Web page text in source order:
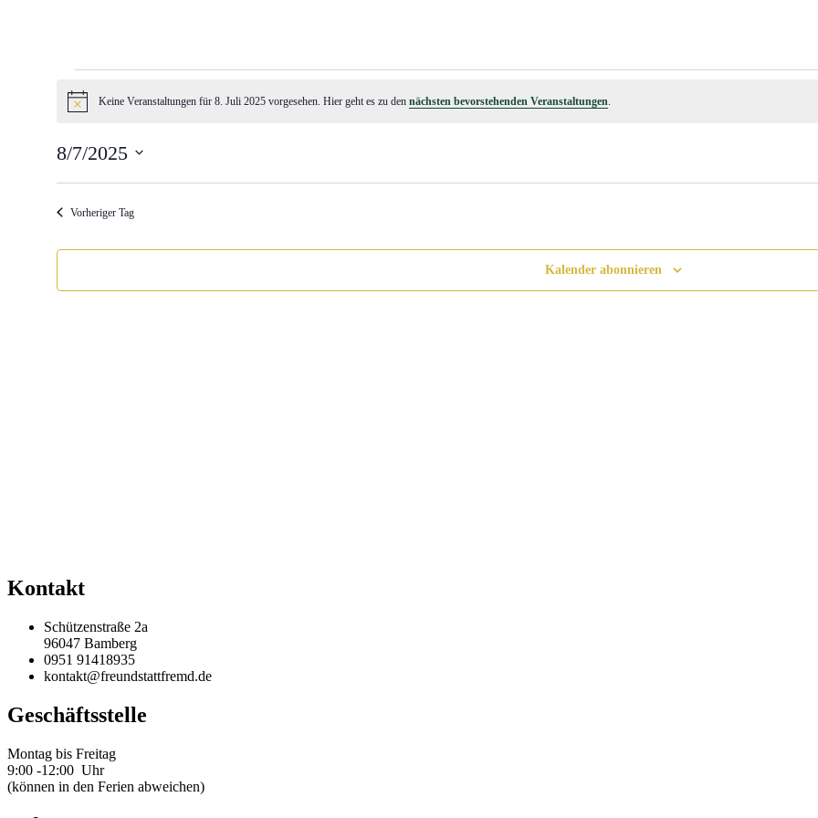
für
Juli
2025
HinweisKeine Veranstaltungen für 8. Juli 2025 vorgesehen. Hier geht es zu den nächsten bevorstehenden Veranstaltungen
8/7/2025
Vorheriger Tag
Kalender abonnieren
Kontakt
Schützenstraße 2a
96047 Bamberg
0951 91418935
kontakt@freundstattfremd.de
Geschäftsstelle
Montag bis Freitag
9:00 -12:00 Uhr
(können in den Ferien abweichen)